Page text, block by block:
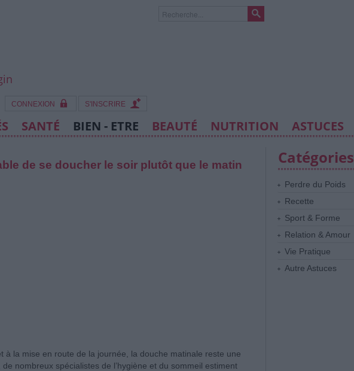
CONNEXION S'INSCRIRE
SANTÉ BIEN - ETRE BEAUTÉ NUTRITION ASTUCES
de se doucher le soir plutôt que le matin
à la mise en route de la journée, la douche matinale reste une
nombreux spécialistes de l’hygiène et du sommeil estiment
Catégories
Perdre du Poids
Recette
Sport & Forme
Relation & Amour
Vie Pratique
Autre Astuces